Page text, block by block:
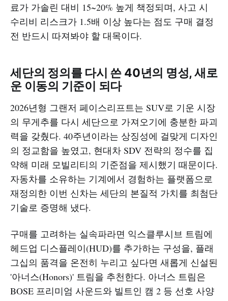
료가 가솔린 대비 15~20% 높게 책정되며, 사고 시
수리비 리스크가 1.5배 이상 높다는 점도 구매 결정
전 반드시 따져봐야 할 대목이다.
세단의 정의를 다시 쓴 40년의 명성, 새로
운 이동의 기준이 되다
2026년형 그랜저 페이스리프트는 SUV로 기운 시장
의 무게추를 다시 세단으로 가져오기에 충분한 파괴
력을 갖췄다. 40주년이라는 상징성에 걸맞게 디자인
의 정교함을 높였고, 현대차 SDV 전략의 정수를 집
약해 미래 모빌리티의 기준점을 제시했기 때문이다.
자동차를 소유하는 기계에서 경험하는 플랫폼으로
재정의한 이번 신차는 세단의 본질적 가치를 최첨단
기술로 증명해 냈다.
구매를 고려하는 실속파라면 익스클루시브 트림에
헤드업 디스플레이(HUD)를 추가하는 구성을, 플래
그십의 품격을 온전히 누리고 싶다면 새롭게 신설된
'아너스(Honors)' 트림을 추천한다. 아너스 트림은
BOSE 프리미엄 사운드와 빌트인 캠 2 등 선호 사양